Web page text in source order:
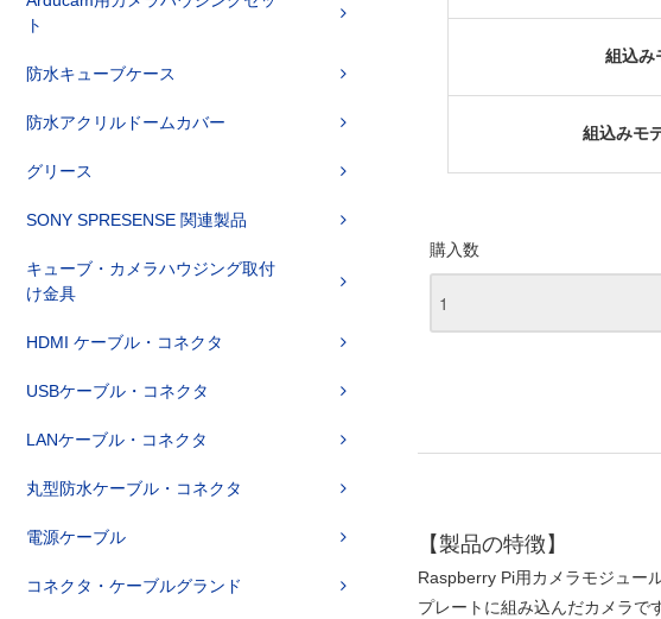
ト
防水キューブケース
防水アクリルドームカバー
グリース
SONY SPRESENSE 関連製品
キューブ・カメラハウジング取付
け金具
HDMI ケーブル・コネクタ
USBケーブル・コネクタ
LANケーブル・コネクタ
丸型防水ケーブル・コネクタ
電源ケーブル
コネクタ・ケーブルグランド
組込み
組込みモ
購入数
【製品の特徴】
Raspberry Pi用カメラモジュー
プレートに組み込んだカメラで